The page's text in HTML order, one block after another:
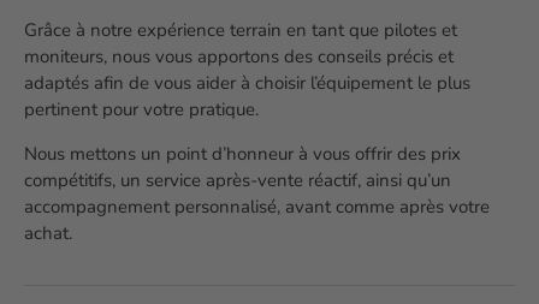
Grâce à notre expérience terrain en tant que pilotes et
moniteurs, nous vous apportons des conseils précis et
adaptés afin de vous aider à choisir l’équipement le plus
pertinent pour votre pratique.
Nous mettons un point d’honneur à vous offrir des prix
compétitifs, un service après-vente réactif, ainsi qu’un
accompagnement personnalisé, avant comme après votre
achat.